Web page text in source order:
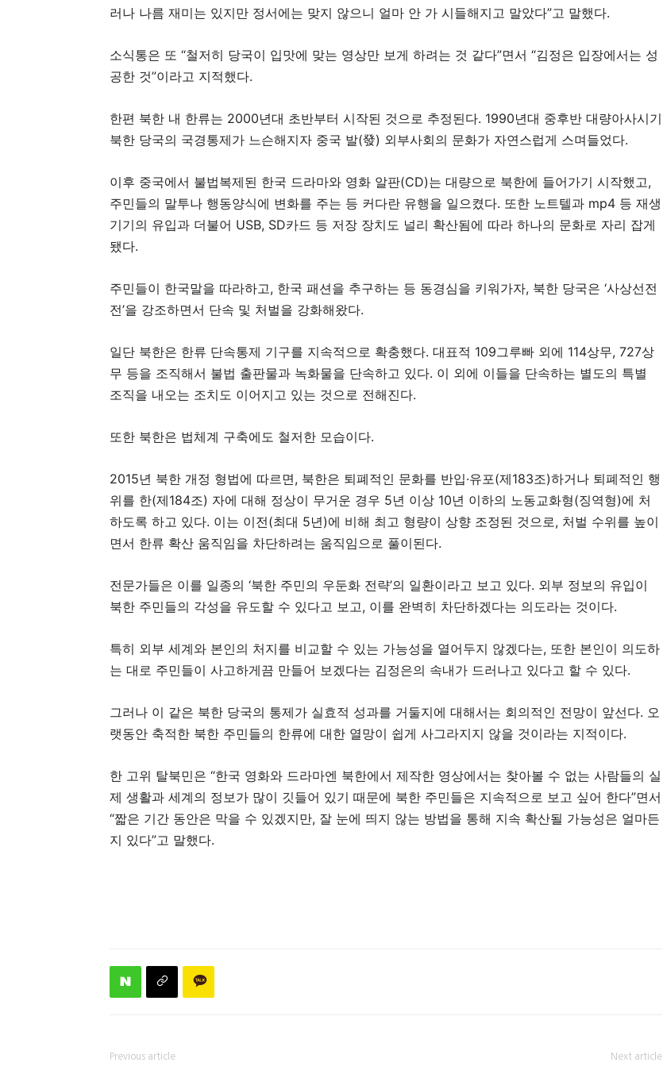
러나 나름 재미는 있지만 정서에는 맞지 않으니 얼마 안 가 시들해지고 말았다”고 말했다.
소식통은 또 “철저히 당국이 입맛에 맞는 영상만 보게 하려는 것 같다”면서 “김정은 입장에서는 성
공한 것”이라고 지적했다.
한편 북한 내 한류는 2000년대 초반부터 시작된 것으로 추정된다. 1990년대 중후반 대량아사시기
북한 당국의 국경통제가 느슨해지자 중국 발(發) 외부사회의 문화가 자연스럽게 스며들었다.
이후 중국에서 불법복제된 한국 드라마와 영화 알판(CD)는 대량으로 북한에 들어가기 시작했고,
주민들의 말투나 행동양식에 변화를 주는 등 커다란 유행을 일으켰다. 또한 노트텔과 mp4 등 재생
기기의 유입과 더불어 USB, SD카드 등 저장 장치도 널리 확산됨에 따라 하나의 문화로 자리 잡게
됐다.
주민들이 한국말을 따라하고, 한국 패션을 추구하는 등 동경심을 키워가자, 북한 당국은 ‘사상선전
전’을 강조하면서 단속 및 처벌을 강화해왔다.
일단 북한은 한류 단속통제 기구를 지속적으로 확충했다. 대표적 109그루빠 외에 114상무, 727상
무 등을 조직해서 불법 출판물과 녹화물을 단속하고 있다. 이 외에 이들을 단속하는 별도의 특별
조직을 내오는 조치도 이어지고 있는 것으로 전해진다.
또한 북한은 법체계 구축에도 철저한 모습이다.
2015년 북한 개정 형법에 따르면, 북한은 퇴폐적인 문화를 반입·유포(제183조)하거나 퇴폐적인 행
위를 한(제184조) 자에 대해 정상이 무거운 경우 5년 이상 10년 이하의 노동교화형(징역형)에 처
하도록 하고 있다. 이는 이전(최대 5년)에 비해 최고 형량이 상향 조정된 것으로, 처벌 수위를 높이
면서 한류 확산 움직임을 차단하려는 움직임으로 풀이된다.
전문가들은 이를 일종의 ‘북한 주민의 우둔화 전략’의 일환이라고 보고 있다. 외부 정보의 유입이
북한 주민들의 각성을 유도할 수 있다고 보고, 이를 완벽히 차단하겠다는 의도라는 것이다.
특히 외부 세계와 본인의 처지를 비교할 수 있는 가능성을 열어두지 않겠다는, 또한 본인이 의도하
는 대로 주민들이 사고하게끔 만들어 보겠다는 김정은의 속내가 드러나고 있다고 할 수 있다.
그러나 이 같은 북한 당국의 통제가 실효적 성과를 거둘지에 대해서는 회의적인 전망이 앞선다. 오
랫동안 축적한 북한 주민들의 한류에 대한 열망이 쉽게 사그라지지 않을 것이라는 지적이다.
한 고위 탈북민은 “한국 영화와 드라마엔 북한에서 제작한 영상에서는 찾아볼 수 없는 사람들의 실
제 생활과 세계의 정보가 많이 깃들어 있기 때문에 북한 주민들은 지속적으로 보고 싶어 한다”면서
“짧은 기간 동안은 막을 수 있겠지만, 잘 눈에 띄지 않는 방법을 통해 지속 확산될 가능성은 얼마든
지 있다”고 말했다.
Previous article Next article